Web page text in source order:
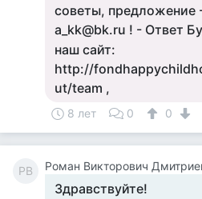
советы, предложение
a_kk@bk.ru ! - Ответ
наш сайт:
http://
ut/team ,
8 лет 0 0
РВ Роман Викторович
Здравствуйте!